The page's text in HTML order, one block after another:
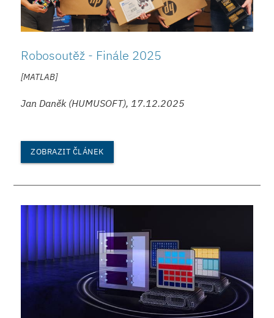
Robosoutěž - Finále 2025
[MATLAB]
Jan Daněk (HUMUSOFT), 17.12.2025
ZOBRAZIT ČLÁNEK